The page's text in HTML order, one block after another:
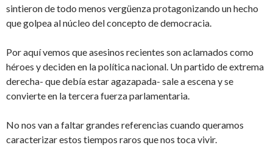
sintieron de todo menos vergüenza protagonizando un hecho
que golpea al núcleo del concepto de democracia.
Por aquí vemos que asesinos recientes son aclamados como
héroes y deciden en la política nacional. Un partido de extrema
derecha- que debía estar agazapada- sale a escena y se
convierte en la tercera fuerza parlamentaria.
No nos van a faltar grandes referencias cuando queramos
caracterizar estos tiempos raros que nos toca vivir.